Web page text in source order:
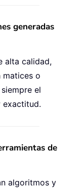
generadas
alta calidad,
o
el
exactitud.
de
algoritmos y